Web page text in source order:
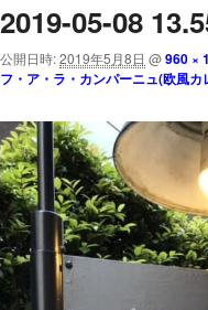
2019-05-08
公開日時:2019年5月8日 @960 ×
フ・ア・ラ・カンパーニュ(欧風カ